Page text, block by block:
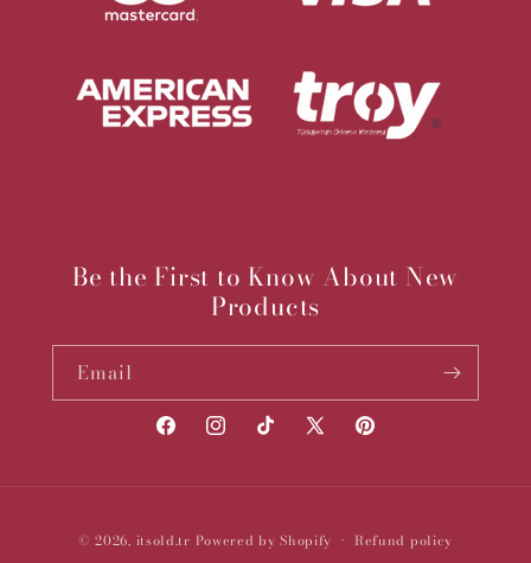
Be the First to Know About New
Products
Email
FacebookInstagramTikTokX
Pinterest
methods
© 2026, itsold.tr Powered by Shopify Refund policy